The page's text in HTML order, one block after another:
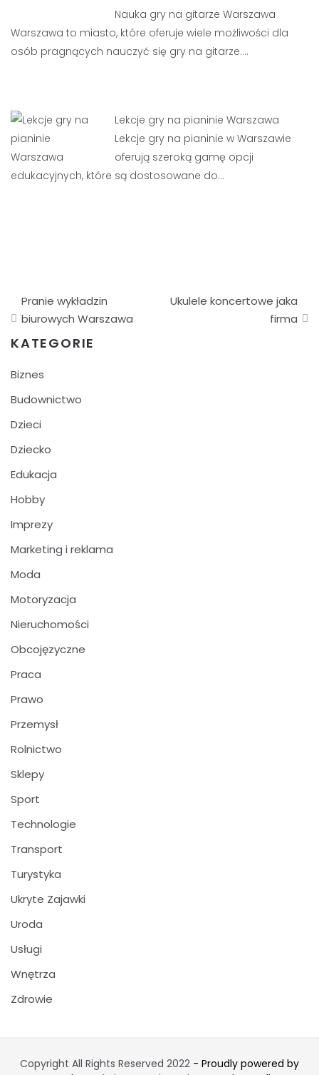
Nauka gry na gitarze Warszawa
Warszawa to miasto, które oferuje wiele możliwości dla
osób pragnących nauczyć się gry na gitarze.…
Lekcje gry na pianinie Warszawa
Lekcje gry na pianinie w Warszawie
oferują szeroką gamę opcji
edukacyjnych, które są dostosowane do…
Nawigacja
wpisu
Pranie wykładzin
biurowych Warszawa
Ukulele koncertowe jaka
firma
KATEGORIE
Biznes
Budownictwo
Dzieci
Dziecko
Edukacja
Hobby
Imprezy
Marketing i reklama
Moda
Motoryzacja
Nieruchomości
Obcojęzyczne
Praca
Prawo
Przemysł
Rolnictwo
Sklepy
Sport
Technologie
Transport
Turystyka
Ukryte Zajawki
Uroda
Usługi
Wnętrza
Zdrowie
Copyright All Rights Reserved 2022 - Proudly powered by